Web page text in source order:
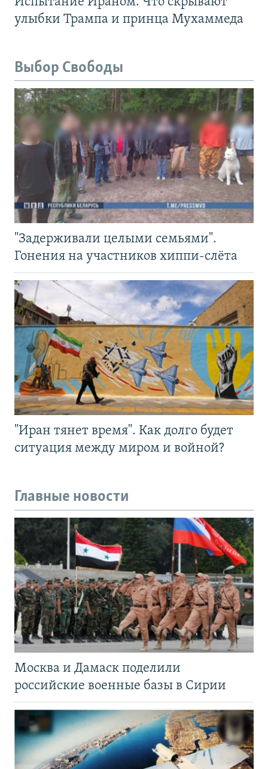
улыбки Трампа и принца Мухаммеда
Выбор Свободы
"Задерживали целыми семьями".
Гонения на участников хиппи-слёта
"Иран тянет время". Как долго будет
ситуация между миром и войной?
Главные новости
Москва и Дамаск поделили
российские военные базы в Сирии